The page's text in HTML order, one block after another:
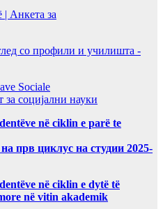
| Анкета за
со профили и училишта -
Sociale
социјални науки
në ciklin e parë te
прв циклус на студии 2025-
në ciklin e dytë të
në vitin akademik